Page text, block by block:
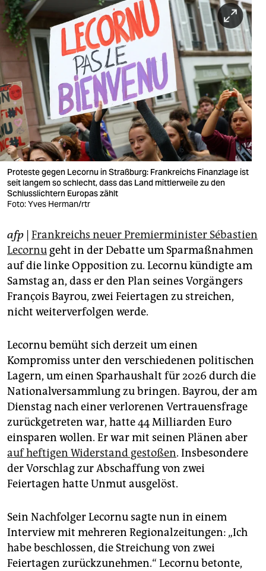
nord
wahrheit
verlag
verlag
veranstaltungen
shop
fragen & hilfe
unterstützen
abo
epaper login
Proteste gegen Lecornu in Straßburg: Frankreichs Finanzlage ist
seit langem so schlecht, dass das Land mittlerweile zu den
Schlusslichtern Europas zählt
Foto: Yves Herman/rtr
afp Frankreichs neuer Premierminister Sébastien
Lecornu geht in der Debatte um Sparmaßnahmen
auf die linke Opposition zu. Lecornu kündigte am
Samstag an, dass er den Plan seines Vorgängers
François Bayrou, zwei Feiertagen zu streichen,
nicht weiterverfolgen werde.
Lecornu bemüht sich derzeit um einen
Kompromiss unter den verschiedenen politischen
Lagern, um einen Sparhaushalt für 2026 durch die
Nationalversammlung zu bringen. Bayrou, der am
Dienstag nach einer verlorenen Vertrauensfrage
zurückgetreten war, hatte 44 Milliarden Euro
einsparen wollen. Er war mit seinen Plänen aber
auf heftigen Widerstand gestoßen. Insbesondere
der Vorschlag zur Abschaffung von zwei
Feiertagen hatte Unmut ausgelöst.
Sein Nachfolger Lecornu sagte nun in einem
Interview mit mehreren Regionalzeitungen: „Ich
habe beschlossen, die Streichung von zwei
Feiertagen zurückzunehmen.“ Lecornu betonte,